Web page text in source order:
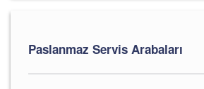
Paslanmaz Servis Arabaları